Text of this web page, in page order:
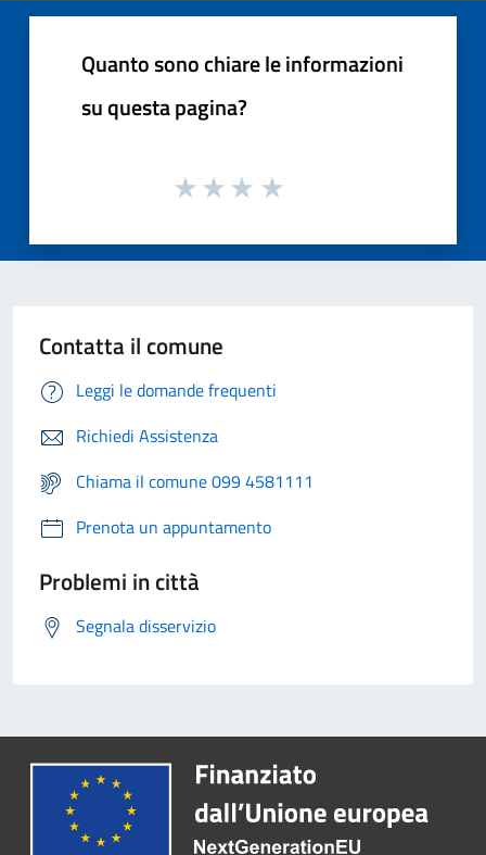
Quanto sono chiare le informazioni
su questa pagina?
Contatta il comune
Leggi le domande frequenti
Richiedi Assistenza
Chiama il comune 099 4581111
Prenota un appuntamento
Problemi in città
Segnala disservizio